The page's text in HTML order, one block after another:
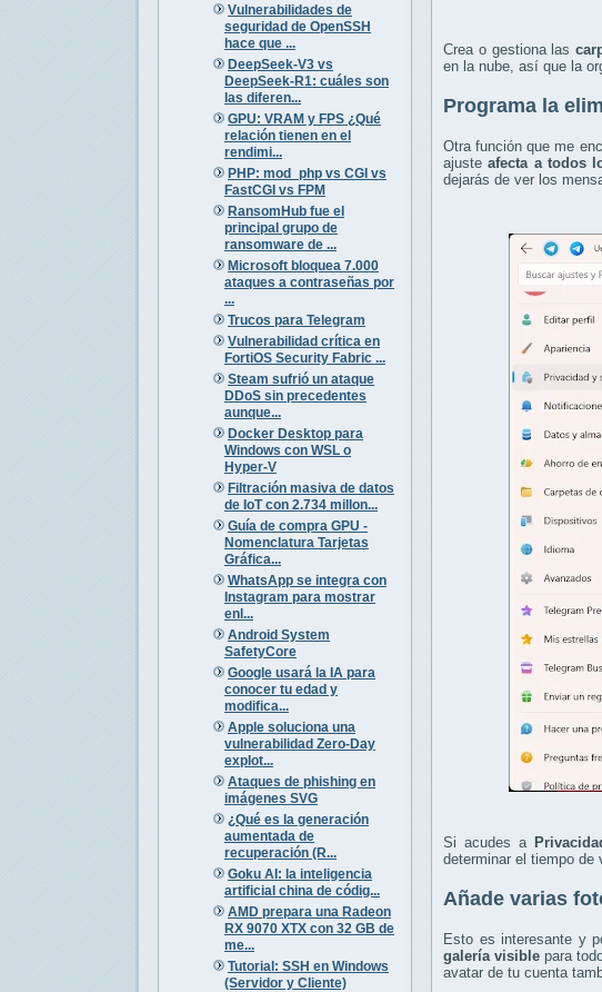
Vulnerabilidades de
seguridad de OpenSSH
hace que ...
DeepSeek-V3 vs
DeepSeek-R1: cuáles son
las diferen...
GPU: VRAM y FPS ¿Qué
relación tienen en el
rendimi...
PHP: mod_php vs CGI vs
FastCGI vs FPM
RansomHub fue el
principal grupo de
ransomware de ...
Microsoft bloquea 7.000
ataques a contraseñas por
...
Trucos para Telegram
Vulnerabilidad crítica en
FortiOS Security Fabric ...
Steam sufrió un ataque
DDoS sin precedentes
aunque...
Docker Desktop para
Windows con WSL o
Hyper-V
Filtración masiva de datos
de IoT con 2.734 millon...
Guía de compra GPU -
Nomenclatura Tarjetas
Gráfica...
WhatsApp se integra con
Instagram para mostrar
enl...
Android System
SafetyCore
Google usará la IA para
conocer tu edad y
modifica...
Apple soluciona una
vulnerabilidad Zero-Day
explot...
Ataques de phishing en
imágenes SVG
¿Qué es la generación
aumentada de
recuperación (R...
Goku AI: la inteligencia
artificial china de códig...
AMD prepara una Radeon
RX 9070 XTX con 32 GB de
me...
Tutorial: SSH en Windows
(Servidor y Cliente)
Crea o gestiona las
en la nube, así que la
Programa la
Otra función que me
ajusteafecta a todos
dejarás de ver los
Si acudes a
determinar el tiempo de
Añade varias
Esto es interesante y
galería visible para
avatar de tu cuenta